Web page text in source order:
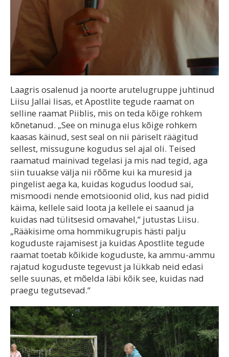
Laagris osalenud ja noorte arutelugruppe juhtinud
Liisu Jallai lisas, et Apostlite tegude raamat on
selline raamat Piiblis, mis on teda kõige rohkem
kõnetanud. „See on minuga elus kõige rohkem
kaasas käinud, sest seal on nii päriselt räägitud
sellest, missugune kogudus sel ajal oli. Teised
raamatud mainivad tegelasi ja mis nad tegid, aga
siin tuuakse välja nii rõõme kui ka muresid ja
pingelist aega ka, kuidas kogudus loodud sai,
mismoodi nende emotsioonid olid, kus nad pidid
käima, kellele said loota ja kellele ei saanud ja
kuidas nad tülitsesid omavahel,“ jutustas Liisu.
„Rääkisime oma hommikugrupis hästi palju
koguduste rajamisest ja kuidas Apostlite tegude
raamat toetab kõikide koguduste, ka ammu-ammu
rajatud koguduste tegevust ja lükkab neid edasi
selle suunas, et mõelda läbi kõik see, kuidas nad
praegu tegutsevad.“